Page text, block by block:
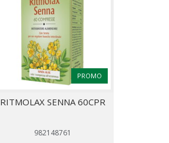
PROMO
RITMOLAX SENNA 60CPR
982148761